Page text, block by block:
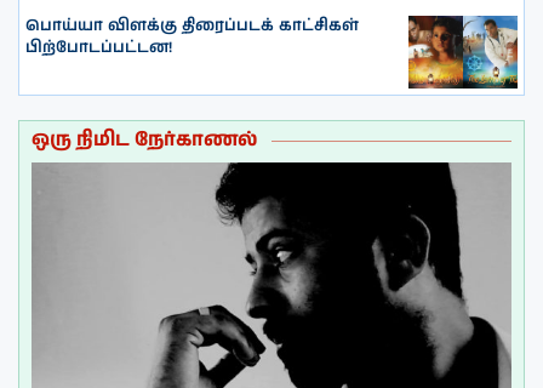
பொய்யா விளக்கு திரைப்படக் காட்சிகள்
பிற்போடப்பட்டன!
ஒரு நிமிட நேர்காணல்